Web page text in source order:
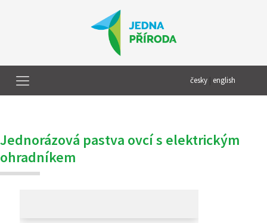
česky english
Jednorázová pastva ovcí s elektrickým
ohradníkem